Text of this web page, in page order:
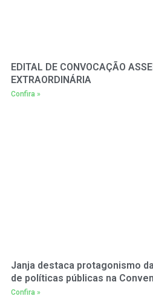
EDITAL DE CONVOCAÇÃO
EXTRAORDINÁRIA
Confira »
Janja destaca protagonismo
de políticas públicas na
Confira »